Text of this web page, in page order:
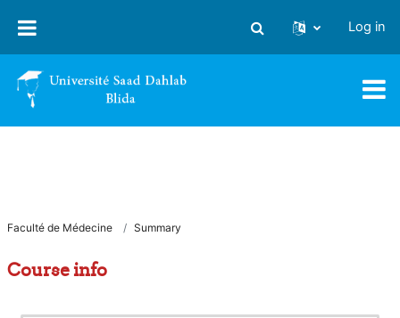
Toggle search input
Log in
Faculté de Médecine Summary
Course info